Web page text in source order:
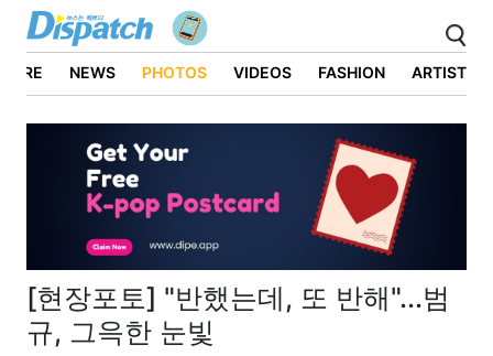
NEWS PHOTOS VIDEOS FASHION ARTIST
[현장포토] "반했는데, 또 반해"...범
규, 그윽한 눈빛